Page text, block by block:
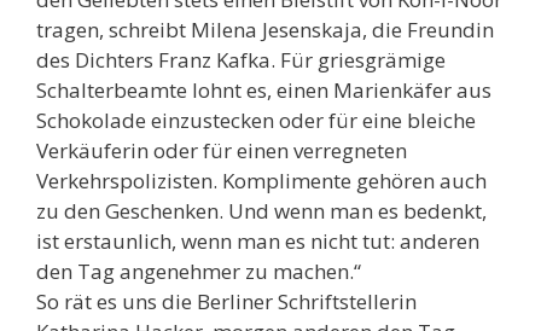
tragen, schreibt Milena Jesenskaja, die Freundin
des Dichters Franz Kafka. Für griesgrämige
Schalterbeamte lohnt es, einen Marienkäfer aus
Schokolade einzustecken oder für eine bleiche
Verkäuferin oder für einen verregneten
Verkehrspolizisten. Komplimente gehören auch
zu den Geschenken. Und wenn man es bedenkt,
ist erstaunlich, wenn man es nicht tut: anderen
den Tag angenehmer zu machen.“
So rät es uns die Berliner Schriftstellerin